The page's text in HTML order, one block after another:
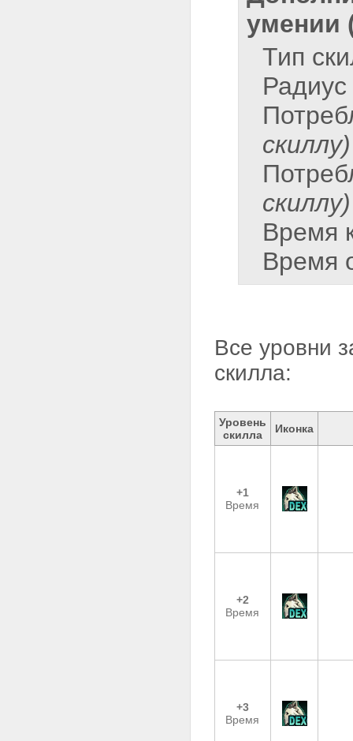
умении
Тип
скиллу)
скиллу)
Время
Время
Все уровни
скилла:
Уровень
скилла
Иконка
+1
Время
+2
Время
+3
Время